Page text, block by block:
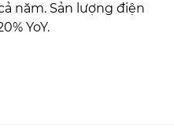
năm. Sản lượng điện
YoY.